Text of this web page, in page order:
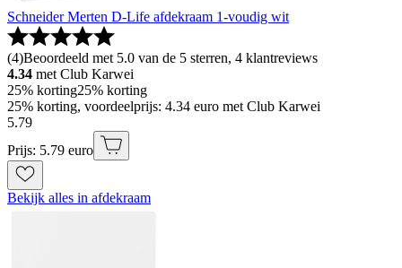
Schneider Merten D-Life afdekraam 1-voudig wit
(4)Beoordeeld met 5.0 van de 5 sterren, 4 klantreviews
4.34 met Club Karwei
25% korting25% korting
25% korting, voordeelprijs: 4.34 euro met Club Karwei
5.79
Prijs: 5.79 euro
Bekijk alles in afdekraam